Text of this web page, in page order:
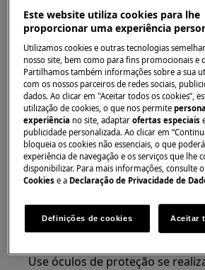
mais seguro que sejam duas
los. Use sempre luvas de
segurança. Use luvas de
constantemente para se
provenientes de arestas afiadas.
AVISO!RISCO DE LESÃO OCULAR
Use óculos de proteção se
Este website utiliza cookies para lhe
proporcionar uma experiência
Utilizamos cookies e outras tecnologias
nosso site, bem como para fins promocionais e
Partilhamos também informações sobre a sua
com os nossos parceiros de redes sociais,
dados. Ao clicar em "Aceitar todos os cookies”,
utilização de cookies, o que nos permite
experiência no site, adaptarofertas especiais
publicidade personalizada. Ao clicar em
bloqueia os cookies não essenciais, o que
experiência de navegação e os serviços que lhe
disponibilizar. Para mais informações, consulte
Cookies e a Declaração de Privacidade de
Definições de cookies Aceitar